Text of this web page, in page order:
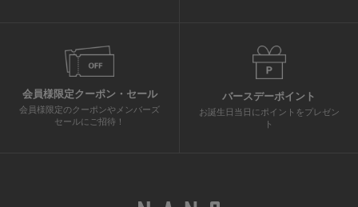
会員様限定クーポン・セール
会員様限定のクーポンやメンバーズ
セールにご招待！
バースデーポイント
お誕生日当日にポイントをプレゼン
ト